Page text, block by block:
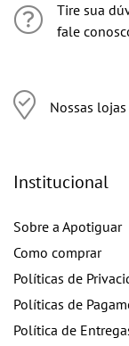
Tire sua
fale
Nossas lojas
Institucional
Sobre a Apotiguar
Como comprar
Políticas de
Políticas de
Política de